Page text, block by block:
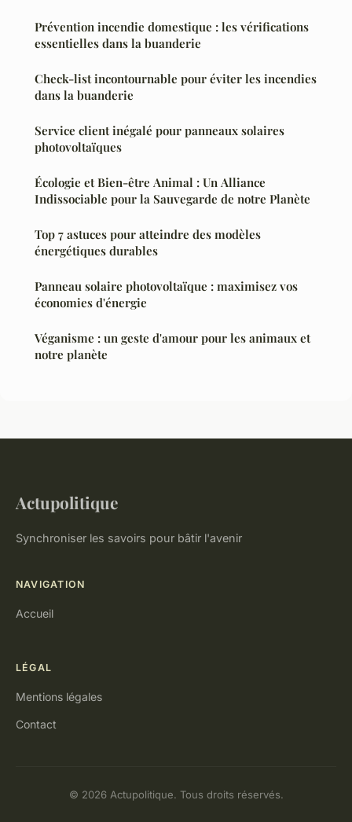
Prévention incendie domestique : les vérifications
essentielles dans la buanderie
Check-list incontournable pour éviter les incendies
dans la buanderie
Service client inégalé pour panneaux solaires
photovoltaïques
Écologie et Bien-être Animal : Un Alliance
Indissociable pour la Sauvegarde de notre Planète
Top 7 astuces pour atteindre des modèles
énergétiques durables
Panneau solaire photovoltaïque : maximisez vos
économies d'énergie
Véganisme : un geste d'amour pour les animaux et
notre planète
Actupolitique
Synchroniser les savoirs pour bâtir l'avenir
NAVIGATION
Accueil
LÉGAL
Mentions légales
Contact
© 2026 Actupolitique. Tous droits réservés.